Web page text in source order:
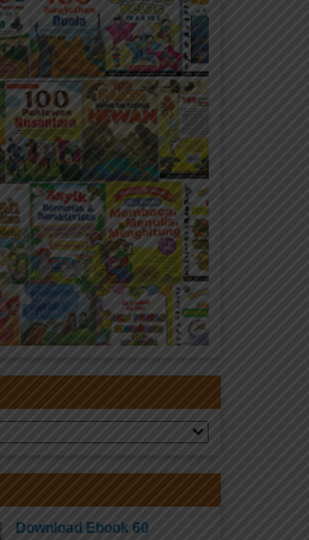
Download Ebook 60